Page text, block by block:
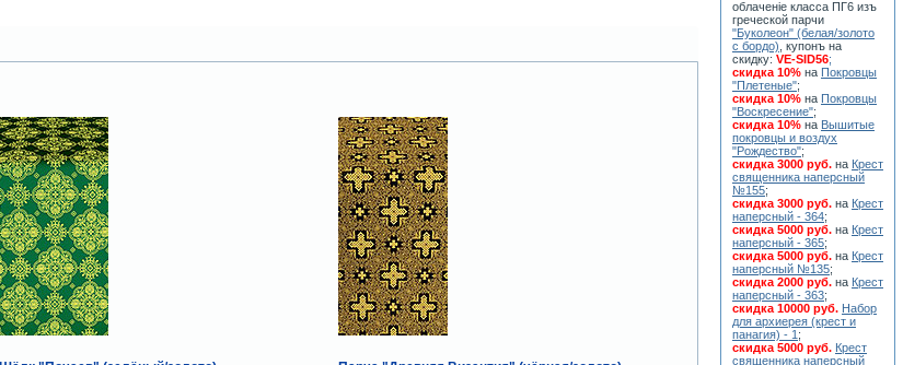
облаченiе класса ПГ6 изъ
греческой парчи
"Буколеон" (белая/золото
с бордо) , купонъ на
скидку: VE-SID56;
скидка 10% на Покровцы
"Плетеные";
скидка 10% на Покровцы
"Воскресение";
скидка 10% на Вышитые
покровцы и воздух
"Рождество";
скидка 3000 руб. на Крест
священника наперсный
№155;
скидка 3000 руб. на Крест
наперсный - 364;
скидка 5000 руб. на Крест
наперсный - 365;
скидка 5000 руб. на Крест
наперсный №135;
скидка 2000 руб. на Крест
наперсный - 363;
скидка 10000 руб. Набор
для архиерея (крест и
панагия) - 1 ;
скидка 5000 руб. Крест
священника наперсный